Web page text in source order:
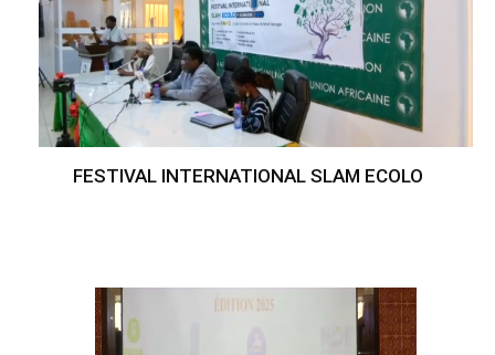
FESTIVAL INTERNATIONAL SLAM ECOLO